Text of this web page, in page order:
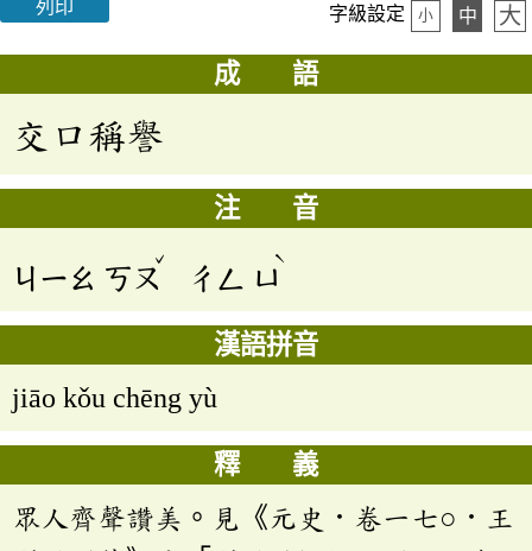
列印 字級設定 小 中 大
成 語
交口稱譽
注 音
ㄐㄧㄠ ㄎㄡ
ˇ
ㄔㄥ ㄩ
ˋ
漢語拼音
jiāo kǒu chēng yù
釋 義
眾人齊聲讚美。見《元史．卷一七○．王